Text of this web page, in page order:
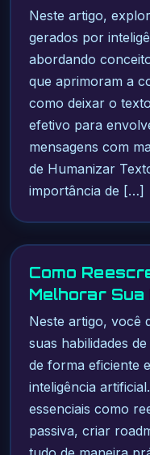
Neste artigo,
gerados por
abordando
que aprimoram a
como deixar o
efetivo para
mensagens com
de Humanizar
importância de […]
Como
Melhorar Sua
Neste artigo, você
suas habilidades
de forma eficiente
inteligência
essenciais como
passiva, criar